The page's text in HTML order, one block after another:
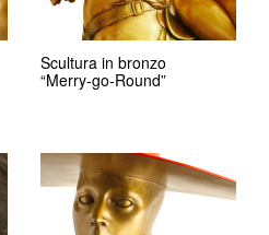
Scultura in bronzo
“Merry-go-Round”